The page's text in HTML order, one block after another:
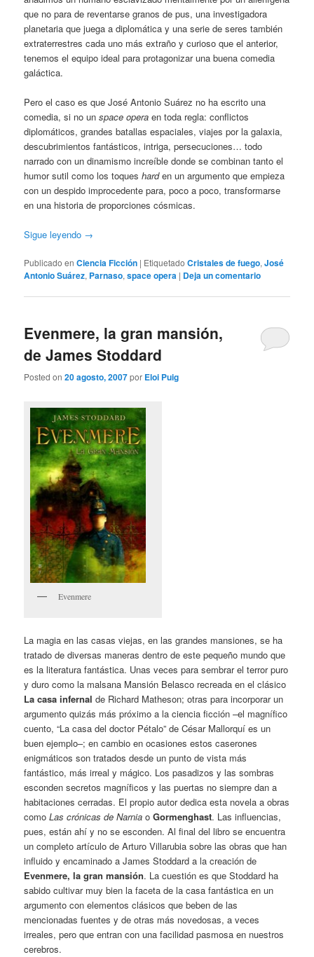
que no para de reventarse granos de pus, una investigadora
planetaria que juega a diplomática y una serie de seres también
extraterrestres cada uno más extraño y curioso que el anterior,
tenemos el equipo ideal para protagonizar una buena comedia
galáctica.
Pero el caso es que José Antonio Suárez no ha escrito una
comedia, si no unspace opera en toda regla: conflictos
diplomáticos, grandes batallas espaciales, viajes por la galaxia,
descubrimientos fantásticos, intriga, persecuciones… todo
narrado con un dinamismo increíble donde se combinan tanto el
humor sutil como los toquesharden un argumento que empieza
con un despido improcedente para, poco a poco, transformarse
en una historia de proporciones cósmicas.
Sigue leyendo →
Publicado en Ciencia Ficción | Etiquetado Cristales de fuego,José
Antonio Suárez, Parnaso,space opera | Deja un comentario
Evenmere, la gran mansión,
de James Stoddard
Posted on20 agosto, 2007por Eloi Puig
Evenmere
La magia en las casas viejas, en las grandes mansiones, se ha
tratado de diversas maneras dentro de este pequeño mundo que
es la literatura fantástica. Unas veces para sembrar el terror puro
y duro como la malsana Mansión Belasco recreada en el clásico
La casa infernal de Richard Matheson; otras para incorporar un
argumento quizás más próximo a la ciencia ficción –el magnífico
cuento, “La casa del doctor Pétalo” de César Mallorquí es un
buen ejemplo–; en cambio en ocasiones estos caserones
enigmáticos son tratados desde un punto de vista más
fantástico, más irreal y mágico. Los pasadizos y las sombras
esconden secretos magníficos y las puertas no siempre dan a
habitaciones cerradas. El propio autor dedica esta novela a obras
comoLas crónicas de Narnia oGormenghast. Las influencias,
pues, están ahí y no se esconden. Al final del libro se encuentra
un completo artículo de Arturo Villarubia sobre las obras que han
influido y encaminado a James Stoddard a la creación de
Evenmere, la gran mansión. La cuestión es que Stoddard ha
sabido cultivar muy bien la faceta de la casa fantástica en un
argumento con elementos clásicos que beben de las
mencionadas fuentes y de otras más novedosas, a veces
irreales, pero que entran con una facilidad pasmosa en nuestros
cerebros.